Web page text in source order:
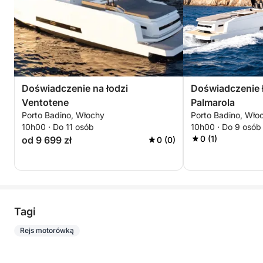
Doświadczenie na łodzi
Ventotene
Porto Badino, Włochy
10h00 · Do 11 osób
od 9 699 zł 0 (0)
Doświadczenie
Palmarola
Porto Badino,
10h00 · Do 9 osób
0 (1)
Tagi
Rejs motorówką